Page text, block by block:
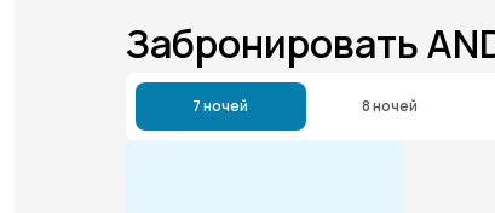
Забронировать
7 ночей 8 ночей